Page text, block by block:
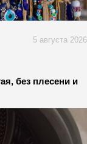
5 августа 2026
без плесени и